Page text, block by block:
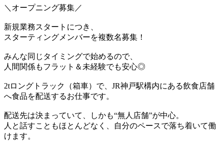
＼オープニング募集／
新規業務スタートにつき、
スターティングメンバーを複数名募集！
みんな同じタイミングで始めるので、
人間関係もフラット＆未経験でも安心◎
2tロングトラック（箱車）で、JR神戸駅構内にある飲食店舗
へ食品を配送するお仕事です。
配送先は決まっていて、しかも“無人店舗”が中心。
人と話すこともほとんどなく、自分のペースで落ち着いて働
けます。